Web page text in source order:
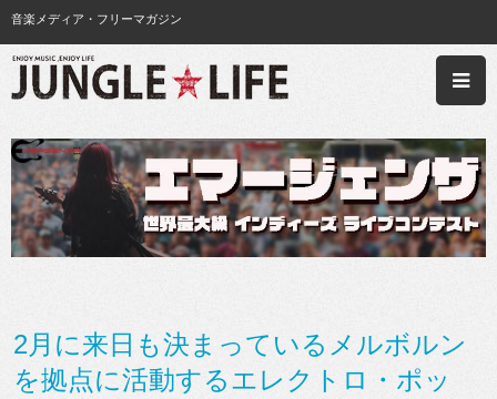
音楽メディア・フリーマガジン
2月に来日も決まっているメルボルン
を拠点に活動するエレクトロ・ポッ